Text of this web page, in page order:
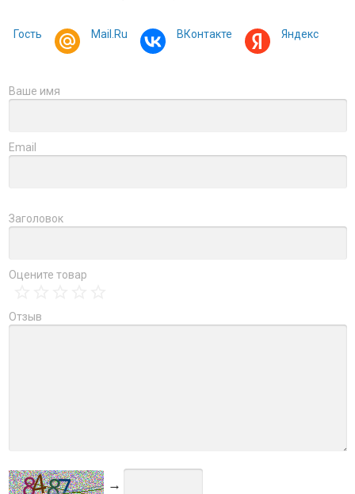
Гость Mail.Ru ВКонтакте Яндекс
Ваше имя
Email
Заголовок
Оцените товар
Отзыв
→